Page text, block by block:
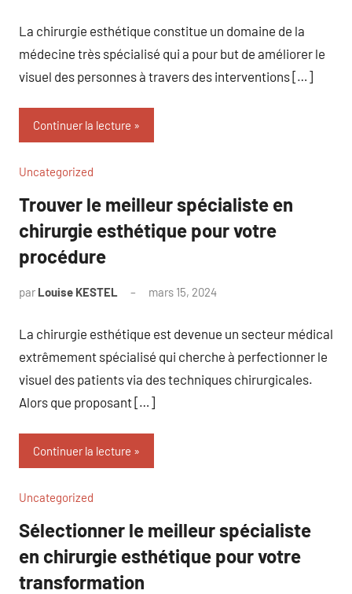
La chirurgie esthétique constitue un domaine de la
médecine très spécialisé qui a pour but de améliorer le
visuel des personnes à travers des interventions […]
Continuer la lecture
Uncategorized
Trouver le meilleur spécialiste en
chirurgie esthétique pour votre
procédure
par Louise KESTEL mars 15, 2024
La chirurgie esthétique est devenue un secteur médical
extrêmement spécialisé qui cherche à perfectionner le
visuel des patients via des techniques chirurgicales.
Alors que proposant […]
Continuer la lecture
Uncategorized
Sélectionner le meilleur spécialiste
en chirurgie esthétique pour votre
transformation